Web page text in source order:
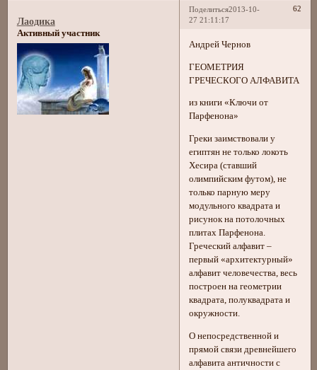
Поделиться 62
2013-10-
27 21:11:17
Лаодика
Активный участник
Андрей Чернов
ГЕОМЕТРИЯ
ГРЕЧЕСКОГО АЛФАВИТА
из книги «Ключи от
Парфенона»
Греки заимствовали у
египтян не только локоть
Хесира (ставший
олимпийским футом), не
только парную меру
модульного квадрата и
рисунок на потолочных
плитах Парфенона.
Греческий алфавит –
первый «архитектурный»
алфавит человечества, весь
построен на геометрии
квадрата, полуквадрата и
окружности.
О непосредственной и
прямой связи древнейшего
алфавита античности с